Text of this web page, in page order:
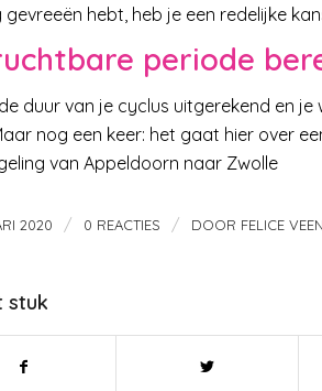
gevreeën hebt, heb je een redelijke
periode
duur van je cyclus uitgerekend en
nog een keer: het gaat hier over
van Appeldoorn naar Zwolle
2020 / 0 REACTIES / DOOR FELICE
stuk